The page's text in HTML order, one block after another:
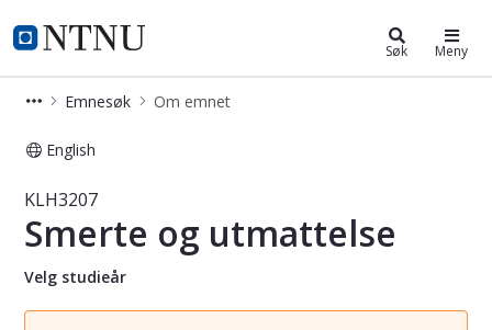
NTNU Hjemmeside
Studier Søk Meny
Emnesøk Om emnet
English
Emne - Smerte og utmattelse -
KLH3207
Smerte og utmattelse
Velg studieår